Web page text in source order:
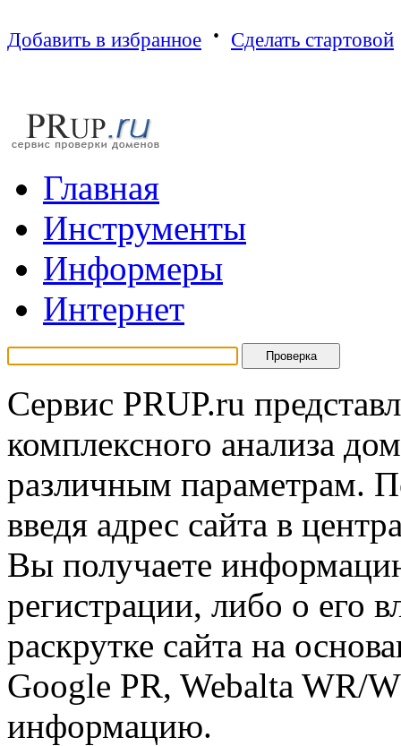
Добавить в избранное · Сделать стартовой
Главная
Инструменты
Информеры
Интернет
Сервис PRUP.ru
комплексного анализа
различным параметрам.
введя адрес сайта в
Вы получаете
регистрации, либо о его
раскрутке сайта на
Google PR, Webalta WR/
информацию.